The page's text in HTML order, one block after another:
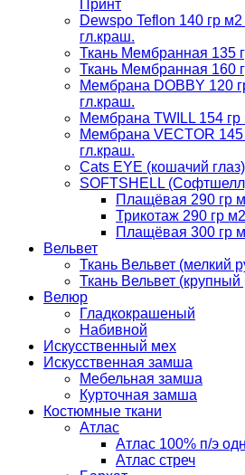
Принт
Dewspo Teflon 140 гр
гл.краш.
Ткань Мембранная 135
Ткань Мембранная 160
Мембрана DOBBY 120
гл.краш.
Мембрана TWILL 154
Мембрана VECTOR
гл.краш.
Cats EYE (кошачий глаз)
SOFTSHELL
Плащёвая 290 гр
Трикотаж 290 гр м2
Плащёвая 300 гр
Вельвет
Ткань Вельвет (мелкий
Ткань Вельвет (крупный
Велюр
Гладкокрашеный
Набивной
Искусственный мех
Искусственная замша
Мебельная замша
Курточная замша
Костюмные ткани
Атлас
Атлас 100% п/э
Атлас стреч